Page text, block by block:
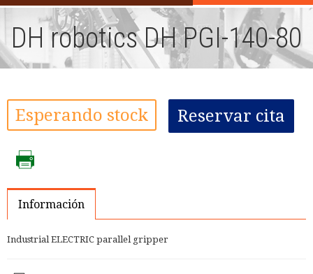
DH robotics DH PGI-140-80
Esperando stock Reservar cita
Información
Industrial ELECTRIC parallel gripper